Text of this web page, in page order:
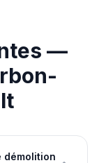
—
démolition